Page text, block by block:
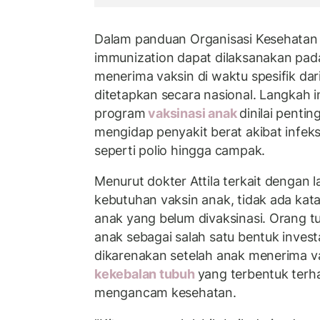
Dalam panduan Organisasi
immunization dapat dilaksanakan
menerima vaksin di waktu spesifik
ditetapkan secara nasional. Langkah
programvaksinasi anakdinilai
mengidap penyakit berat akibat
seperti polio hingga campak.
Menurut dokter Attila terkait dengan
kebutuhan vaksin anak, tidak ada
anak yang belum divaksinasi. Orang
anak sebagai salah satu bentuk
dikarenakan setelah anak menerima
kekebalan tubuh yang terbentuk
mengancam kesehatan.